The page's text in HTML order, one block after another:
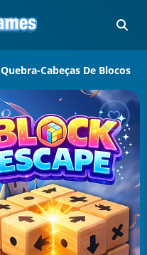
Quebra-Cabeças De Blocos